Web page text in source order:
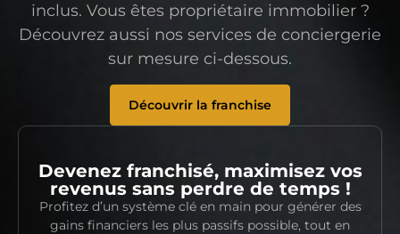
inclus. Vous êtes propriétaire immobilier ?
Découvrez aussi nos services de conciergerie
sur mesure ci-dessous.
Découvrir la franchise
Devenez franchisé, maximisez vos
revenus sans perdre de temps !
Profitez d’un système clé en main pour générer des
gains financiers les plus passifs possible, tout en